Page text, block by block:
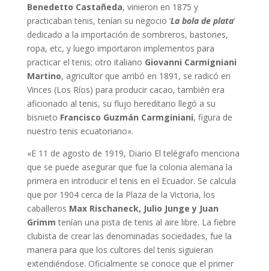
Benedetto Castañeda, vinieron en 1875 y
practicaban tenis, tenían su negocio ‘La bola de plata‘
dedicado a la importación de sombreros, bastones,
ropa, etc, y luego importaron implementos para
practicar el tenis; otro italiano Giovanni Carmigniani
Martino, agricultor que arribó en 1891, se radicó en
Vinces (Los Ríos) para producir cacao, también era
aficionado al tenis, su flujo hereditario llegó a su
bisnieto Francisco Guzmán Carmginiani, figura de
nuestro tenis ecuatoriano».
«E 11 de agosto de 1919, Diario El telégrafo menciona
que se puede asegurar que fue la colonia alemana la
primera en introducir el tenis en el Ecuador. Se calcula
que por 1904 cerca de la Plaza de la Victoria, los
caballeros Max Rischaneck, Julio Junge y Juan
Grimm tenían una pista de tenis al aire libre. La fiebre
clubista de crear las denominadas sociedades, fue la
manera para que los cultores del tenis siguieran
extendiéndose. Oficialmente se conoce que el primer